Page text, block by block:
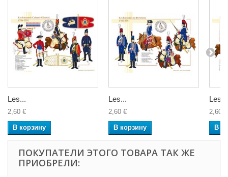
Les...
2,60 €
В корзину
Les...
2,60 €
В корзину
Les...
2,60 €
В
ПОКУПАТЕЛИ ЭТОГО ТОВАРА ТАК ЖЕ
ПРИОБРЕЛИ: